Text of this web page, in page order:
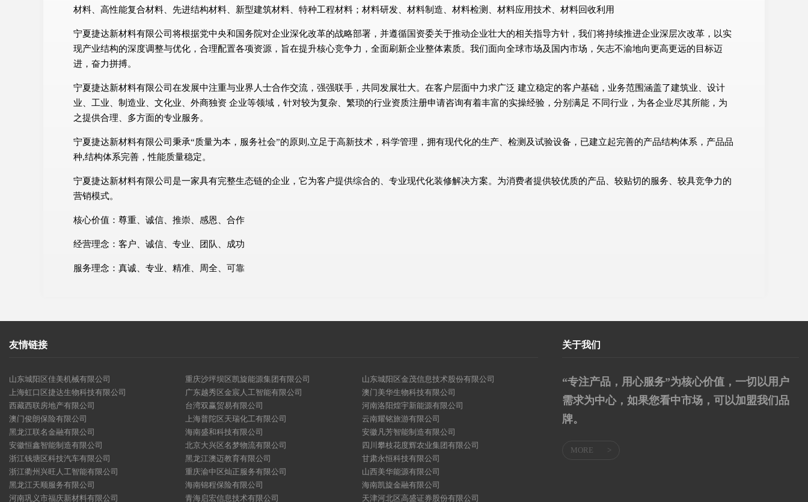
材料、高性能复合材料、先进结构材料、新型建筑材料、特种工程材料；材料研发、材料制造、材料检测、材料应用技术、材料回收利用
宁夏捷达新材料有限公司将根据党中央和国务院对企业深化改革的战略部署，并遵循国资委关于推动企业壮大的相关指导方针，我们将持续推进企业深层次改革，以实
现产业结构的深度调整与优化，合理配置各项资源，旨在提升核心竞争力，全面刷新企业整体素质。我们面向全球市场及国内市场，矢志不渝地向更高更远的目标迈
进，奋力拼搏。
宁夏捷达新材料有限公司在发展中注重与业界人士合作交流，强强联手，共同发展壮大。在客户层面中力求广泛 建立稳定的客户基础，业务范围涵盖了建筑业、设计
业、工业、制造业、文化业、外商独资 企业等领域，针对较为复杂、繁琐的行业资质注册申请咨询有着丰富的实操经验，分别满足 不同行业，为各企业尽其所能，为
之提供合理、多方面的专业服务。
宁夏捷达新材料有限公司秉承“质量为本，服务社会”的原则,立足于高新技术，科学管理，拥有现代化的生产、检测及试验设备，已建立起完善的产品结构体系，产品品
种,结构体系完善，性能质量稳定。
宁夏捷达新材料有限公司是一家具有完整生态链的企业，它为客户提供综合的、专业现代化装修解决方案。为消费者提供较优质的产品、较贴切的服务、较具竞争力的
营销模式。
核心价值：尊重、诚信、推崇、感恩、合作
经营理念：客户、诚信、专业、团队、成功
服务理念：真诚、专业、精准、周全、可靠
友情链接
山东城阳区佳美机械有限公司 重庆沙坪坝区凯旋能源集团有限公司
山东城阳区金茂信息技术股份有限公司
上海虹口区捷达生物科技有限公司
广东越秀区金宸人工智能有限公司
澳门美华生物科技有限公司
西藏西联房地产有限公司
台湾双赢贸易有限公司
河南洛阳煌宇新能源有限公司
澳门俊朗保险有限公司
上海普陀区天瑞化工有限公司
云南耀铭旅游有限公司
黑龙江联名金融有限公司
海南盛和科技有限公司
安徽凡芳智能制造有限公司
安徽恒鑫智能制造有限公司
北京大兴区名梦物流有限公司
四川攀枝花度辉农业集团有限公司
浙江钱塘区科技汽车有限公司
黑龙江澳迈教育有限公司
甘肃永恒科技有限公司
浙江衢州兴旺人工智能有限公司
重庆渝中区灿正服务有限公司
山西美华能源有限公司
黑龙江天顺服务有限公司
海南锦程保险有限公司
海南凯旋金融有限公司
河南巩义市福庆新材料有限公司
青海启宏信息技术有限公司 天津河北区高盛证券股份有限公司
关于我们
“专注产品，用心服务”为核心价值，一切以用户
需求为中心，如果您看中市场，可以加盟我们品
牌。
MORE >